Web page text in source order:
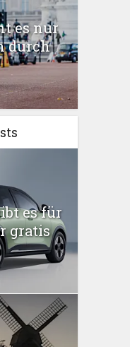
es nur
durch
es für
gratis